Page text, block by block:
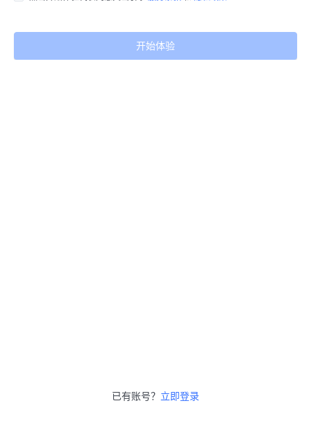
开始体验
已有账号？ 立即登录